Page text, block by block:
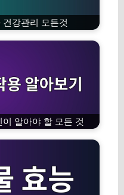
강관리 모든것
알아야 할 모든 것